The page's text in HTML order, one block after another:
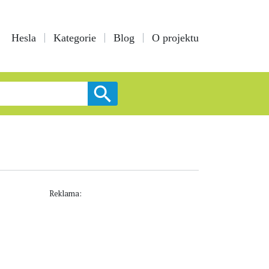
Hesla Kategorie Blog O projektu
Reklama: